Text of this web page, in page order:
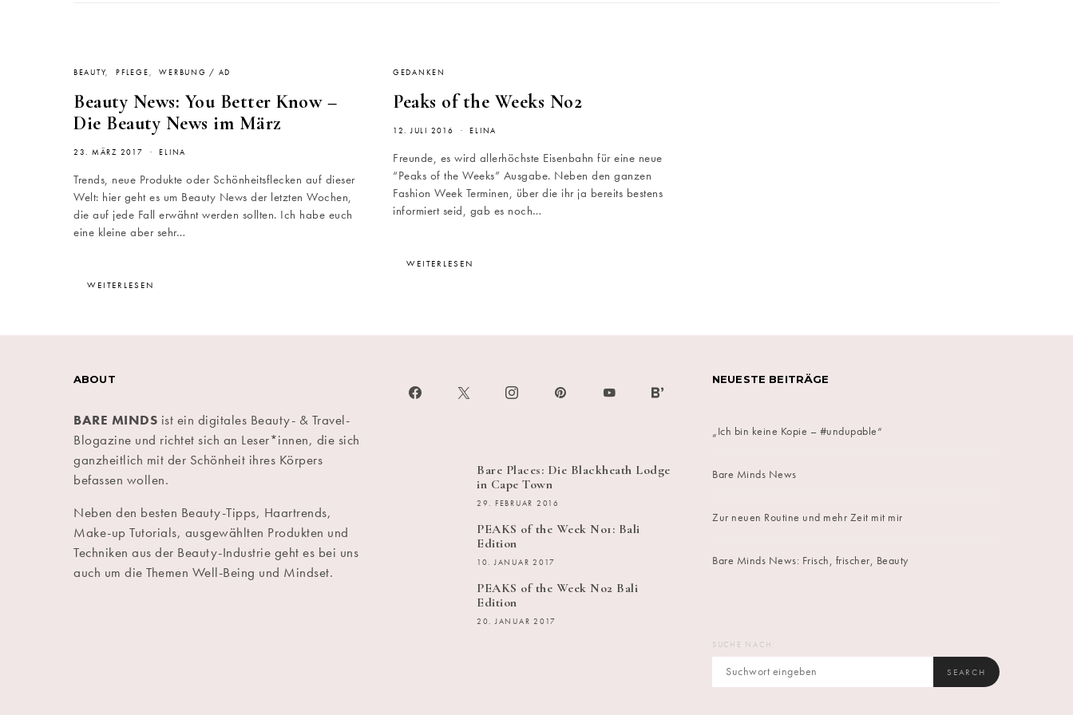
BEAUTY PFLEGE WERBUNG / AD
Beauty News: You Better Know –
Die Beauty News im März
23. MÄRZ 2017 ELINA
Trends, neue Produkte oder Schönheitsflecken auf dieser
Welt: hier geht es um Beauty News der letzten Wochen,
die auf jede Fall erwähnt werden sollten. Ich habe euch
eine kleine aber sehr…
WEITERLESEN
GEDANKEN
Peaks of the Weeks No2
12. JULI 2016 ELINA
Freunde, es wird allerhöchste Eisenbahn für eine neue
“Peaks of the Weeks” Ausgabe. Neben den ganzen
Fashion Week Terminen, über die ihr ja bereits bestens
informiert seid, gab es noch…
WEITERLESEN
ABOUT
BARE MINDS ist ein digitales Beauty- & Travel-
Blogazine und richtet sich an Leser*innen, die sich
ganzheitlich mit der Schönheit ihres Körpers
befassen wollen.
Neben den besten Beauty-Tipps, Haartrends,
Make-up Tutorials, ausgewählten Produkten und
Techniken aus der Beauty-Industrie geht es bei uns
auch um die Themen Well-Being und Mindset.
Bare Places: Die Blackheath Lodge
in Cape Town
29. FEBRUAR 2016
PEAKS of the Week No1: Bali
Edition
10. JANUAR 2017
PEAKS of the Week No2 Bali
Edition
20. JANUAR 2017
NEUESTE BEITRÄGE
„Ich bin keine Kopie – #undupable“
Bare Minds News
Zur neuen Routine und mehr Zeit mit mir
Bare Minds News: Frisch, frischer, Beauty
SUCHE NACH:
SEARCH